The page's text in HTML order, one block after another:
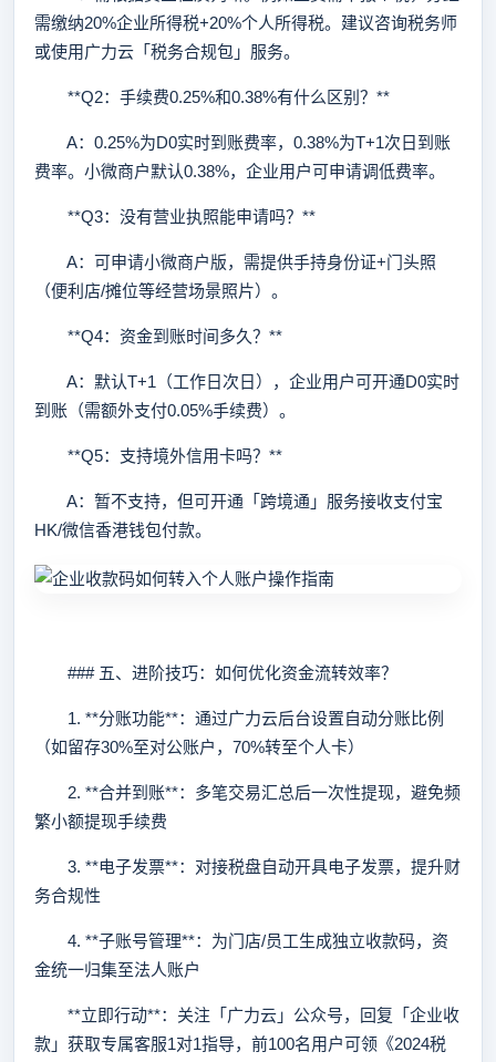
需缴纳20%企业所得税+20%个人所得税。建议咨询税务师
或使用广力云「税务合规包」服务。
**Q2：手续费0.25%和0.38%有什么区别？**
A：0.25%为D0实时到账费率，0.38%为T+1次日到账
费率。小微商户默认0.38%，企业用户可申请调低费率。
**Q3：没有营业执照能申请吗？**
A：可申请小微商户版，需提供手持身份证+门头照
（便利店/摊位等经营场景照片）。
**Q4：资金到账时间多久？**
A：默认T+1（工作日次日），企业用户可开通D0实时
到账（需额外支付0.05%手续费）。
**Q5：支持境外信用卡吗？**
A：暂不支持，但可开通「跨境通」服务接收支付宝
HK/微信香港钱包付款。
### 五、进阶技巧：如何优化资金流转效率？
1. **分账功能**：通过广力云后台设置自动分账比例
（如留存30%至对公账户，70%转至个人卡）
2. **合并到账**：多笔交易汇总后一次性提现，避免频
繁小额提现手续费
3. **电子发票**：对接税盘自动开具电子发票，提升财
务合规性
4. **子账号管理**：为门店/员工生成独立收款码，资
金统一归集至法人账户
**立即行动**：关注「广力云」公众号，回复「企业收
款」获取专属客服1对1指导，前100名用户可领《2024税